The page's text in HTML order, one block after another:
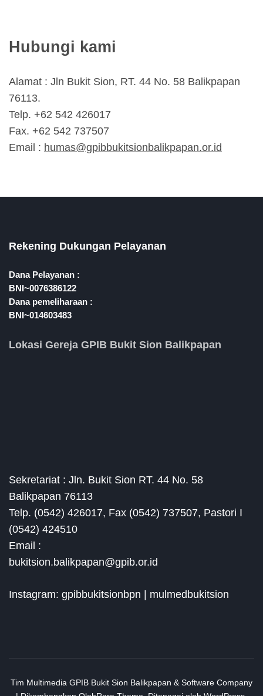
Hubungi kami
Alamat : Jln Bukit Sion, RT. 44 No. 58 Balikpapan
76113.
Telp. +62 542 426017
Fax. +62 542 737507
Email : humas@gpibbukitsionbalikpapan.or.id
Rekening Dukungan Pelayanan
Dana Pelayanan :
BNI~0076386122
Dana pemeliharaan :
BNI~014603483
Lokasi Gereja GPIB Bukit Sion Balikpapan
Sekretariat : Jln. Bukit Sion RT. 44 No. 58
Balikpapan 76113
Telp. (0542) 426017, Fax (0542) 737507, Pastori I
(0542) 424510
Email :
bukitsion.balikpapan@gpib.or.id
Instagram: gpibbukitsionbpn | mulmedbukitsion
Tim Multimedia GPIB Bukit Sion Balikpapan & Software Company